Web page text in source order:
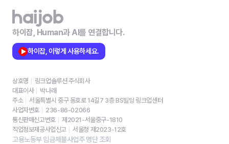
하이잡, Human과 AI를 연결합니다.
하이잡, 이렇게 사용하세요.
상호명
링크업솔루션 주식회사
대표이사
박나래
주소
서울특별시 중구 동호로 14길7 3층 BS빌딩 링크업센터
사업자번호
236-86-02066
통신판매신고번호
제2021-서울중구-1810
직업정보제공사업신고
서울청 제2023-12호
고용노동부 임금체불사업주 명단 조회